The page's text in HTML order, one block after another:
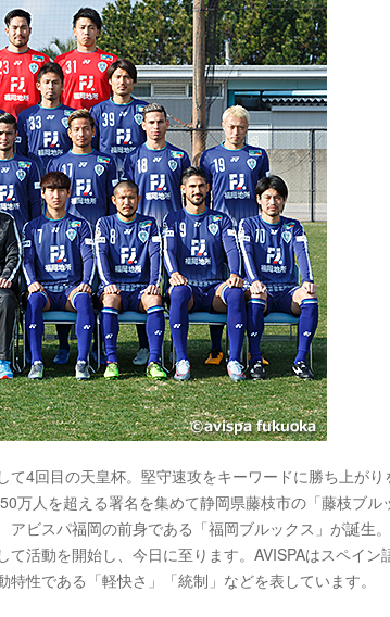
て4回目の天皇杯。堅守速攻をキーワードに勝ち上がり
万人を超える署名を集めて静岡県藤枝市の「藤枝ブル
アビスパ福岡の前身である「福岡ブルックス」が誕生
て活動を開始し、今日に至ります。AVISPAはスペイン
特性である「軽快さ」「統制」などを表しています。